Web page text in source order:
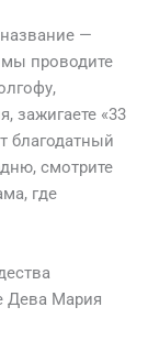
—
мы проводите
зажигаете «33
благодатный
смотрите
где
Дева Мария